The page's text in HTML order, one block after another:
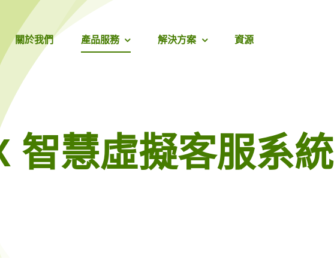
關於我們 產品服務 解決方案 資源
智慧虛擬客服系統